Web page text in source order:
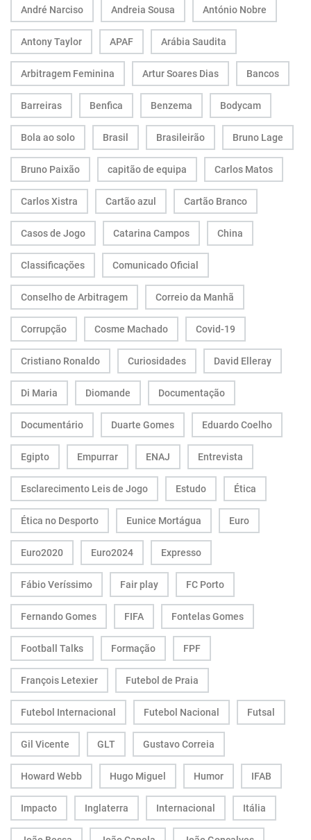
André Narciso Andreia Sousa António Nobre
Antony Taylor APAF Arábia Saudita
Arbitragem Feminina Artur Soares Dias Bancos
Barreiras Benfica Benzema Bodycam
Bola ao solo Brasil Brasileirão Bruno Lage
Bruno Paixão capitão de equipa Carlos Matos
Carlos Xistra Cartão azul Cartão Branco
Casos de Jogo Catarina Campos China
Classificações Comunicado Oficial
Conselho de Arbitragem Correio da Manhã
Corrupção Cosme Machado Covid-19
Cristiano Ronaldo Curiosidades David Elleray
Di Maria Diomande Documentação
Documentário Duarte Gomes Eduardo Coelho
Egipto Empurrar ENAJ Entrevista
Esclarecimento Leis de Jogo Estudo Ética
Ética no Desporto Eunice Mortágua Euro
Euro2020 Euro2024 Expresso
Fábio Veríssimo Fair play FC Porto
Fernando Gomes FIFA Fontelas Gomes
Football Talks Formação FPF
François Letexier Futebol de Praia
Futebol Internacional Futebol Nacional Futsal
Gil Vicente GLT Gustavo Correia
Howard Webb Hugo Miguel Humor IFAB
Impacto Inglaterra Internacional Itália